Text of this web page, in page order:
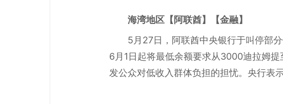
海湾地区 【阿联酋】【金融】
5月27日，阿联酋中央银行于叫停部
6月1日起将最低余额要求从3000迪拉姆
发公众对低收入群体负担的担忧。央行表